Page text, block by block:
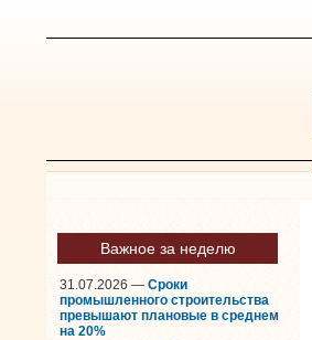
Важное за неделю
31.07.2026 — Сроки
промышленного строительства
превышают плановые в среднем
на 20%